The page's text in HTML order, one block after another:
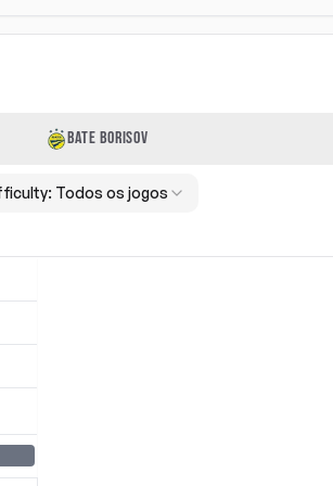
BATE BORISOV
Todos os jogos